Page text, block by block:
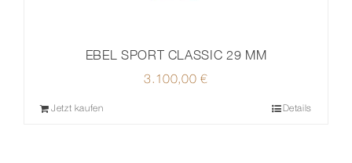
EBEL SPORT CLASSIC 29 MM
3.100,00€
Jetzt kaufen Details